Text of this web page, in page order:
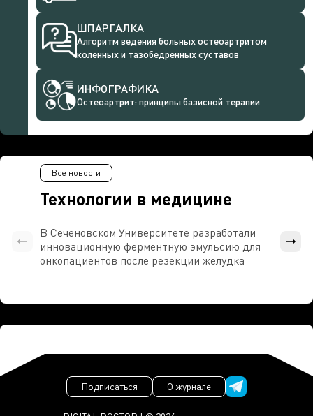
ШПАРГАЛКА
Алгоритм ведения больных остеоартритом
коленных и тазобедренных суставов
ИНФОГРАФИКА
Остеоартрит: принципы базисной терапии
Технологии в медицине
Все новости
В Сеченовском Университете разработали
инновационную ферментную эмульсию для
онкопациентов после резекции желудка
Подписаться О журнале